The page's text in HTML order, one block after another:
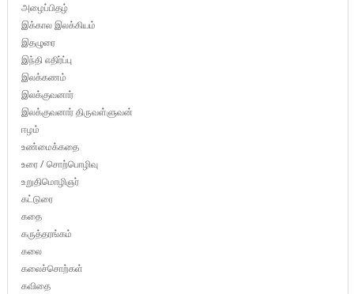
அழைப்பிதழ்
இக்கால இலக்கியம்
இதழுரை
இந்தி எதிர்ப்பு
இலக்கணம்
இலக்குவனார்
இலக்குவனார் திருவள்ளுவன்
ஈழம்
உண்மைக்கதை
உரை / சொற்பொழிவு
உறுதிமொழிஞர்
கட்டுரை
கதை
கருத்தரங்கம்
கலை
கலைச்சொற்கள்
கவிதை